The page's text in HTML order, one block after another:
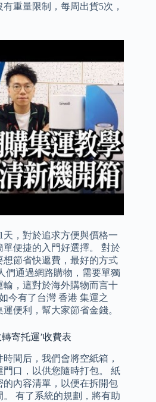
重量限制，每周出貨5次，
，對於追求方便與價格一
單便捷的入門好選擇。 對於
節省快遞費，最好的方式
們通過網路購物，需要單獨
，這對於海外購物而言十
今有了台灣 香港 集運之
便利，幫大家節省金錢。
寄托運’收費表
間后，我們會將空紙箱，
口，以供您隨時打包。 紙
內容清單，以便在拆開包
有了系統的規劃，將有助